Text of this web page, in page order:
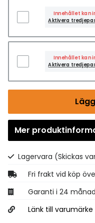
Innehållet kan
Aktivera
Innehållet kan
Aktivera
Mer
Lagervara (Skickas
Fri frakt vid köp
Garanti i 24
Länk till varumärke